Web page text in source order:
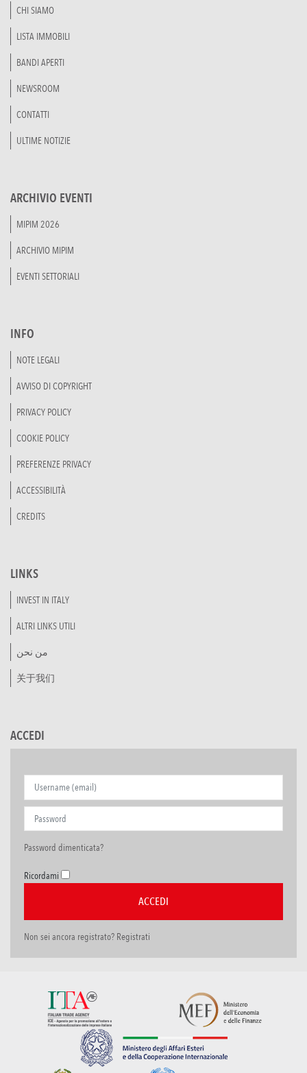
CHI SIAMO
LISTA IMMOBILI
BANDI APERTI
NEWSROOM
CONTATTI
ULTIME NOTIZIE
ARCHIVIO EVENTI
MIPIM 2026
ARCHIVIO MIPIM
EVENTI SETTORIALI
INFO
NOTE LEGALI
AVVISO DI COPYRIGHT
PRIVACY POLICY
COOKIE POLICY
PREFERENZE PRIVACY
ACCESSIBILITÀ
CREDITS
LINKS
INVEST IN ITALY
ALTRI LINKS UTILI
من نحن
关于我们
ACCEDI
Password dimenticata?
Ricordami
Non sei ancora registrato? Registrati